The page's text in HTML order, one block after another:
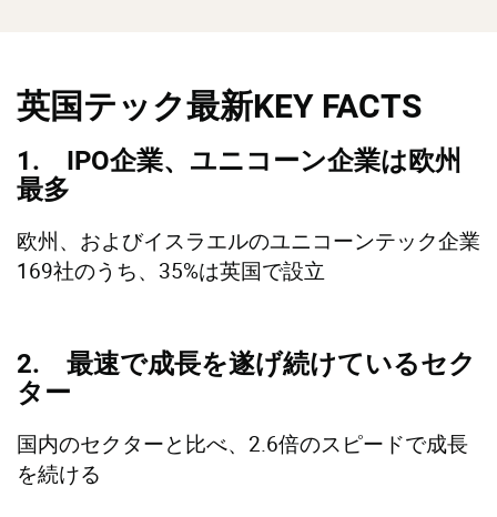
英国テック最新KEY FACTS
1. IPO企業、ユニコーン企業は欧州
最多
欧州、およびイスラエルのユニコーンテック企業
169社のうち、35%は英国で設立
2. 最速で成長を遂げ続けているセク
ター
国内のセクターと比べ、2.6倍のスピードで成長
を続ける